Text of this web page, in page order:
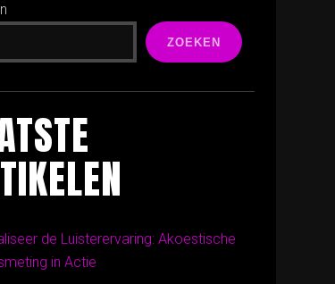
ZOEKEN
de Luisterervaring: Akoestische
in Actie